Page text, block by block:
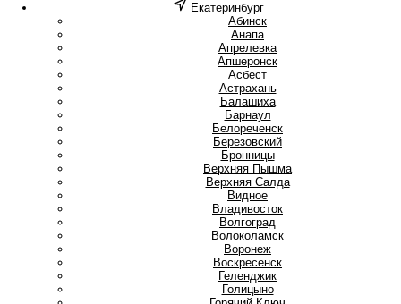
Екатеринбург
Абинск
Анапа
Апрелевка
Апшеронск
Асбест
Астрахань
Балашиха
Барнаул
Белореченск
Березовский
Бронницы
Верхняя Пышма
Верхняя Салда
Видное
Владивосток
Волгоград
Волоколамск
Воронеж
Воскресенск
Геленджик
Голицыно